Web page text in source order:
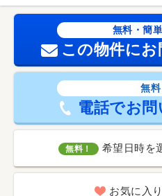
無料・簡
この物件に
無料
電話でお
無料！ 希望日時を
お気に入